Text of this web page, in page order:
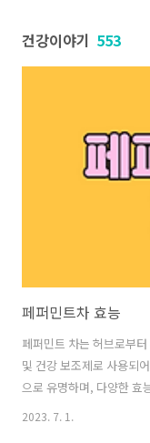
건강이야기 553
페퍼민트차 효능
페퍼민트 차는 허브로부
및 건강 보조제로 사용되
으로 유명하며, 다양한 효
에 대해 알려드리겠습니
2023. 7. 1.